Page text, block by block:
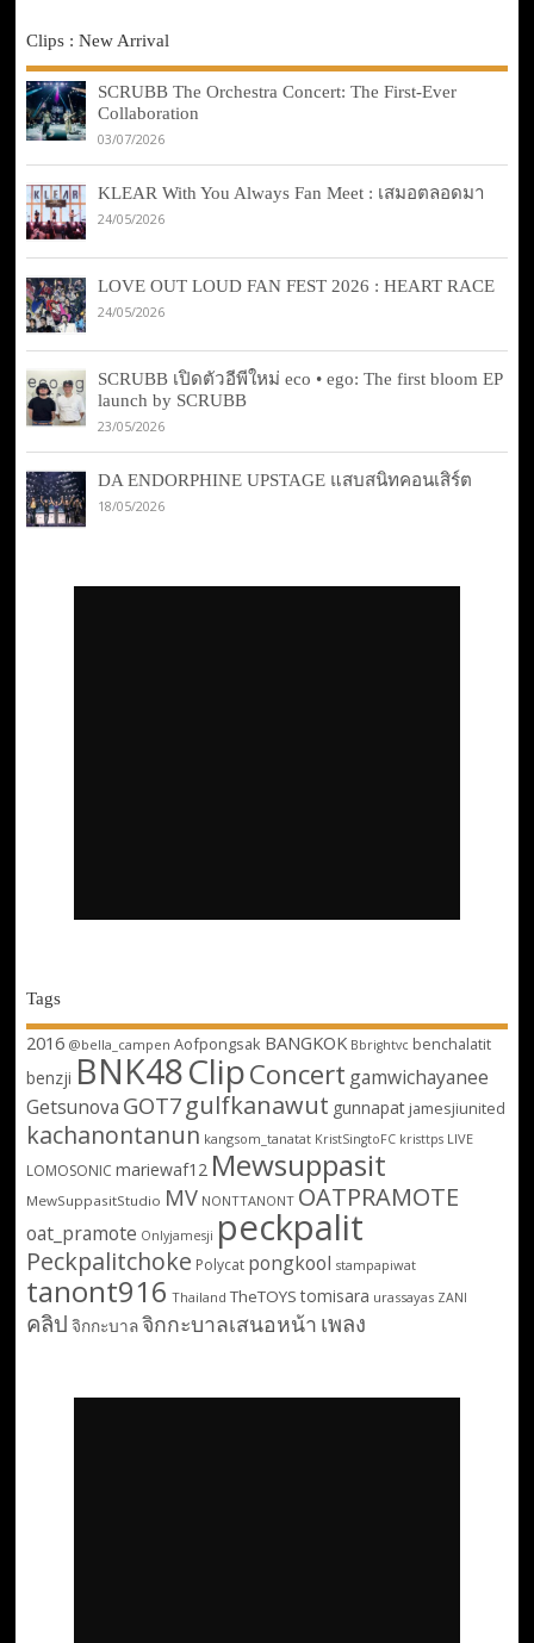
Clips : New Arrival
SCRUBB The Orchestra Concert: The First-Ever
Collaboration
03/07/2026
KLEAR With You Always Fan Meet : เสมอตลอดมา
24/05/2026
LOVE OUT LOUD FAN FEST 2026 : HEART RACE
24/05/2026
SCRUBB เปิดตัวอีพีใหม่ eco • ego: The first bloom EP
launch by SCRUBB
23/05/2026
DA ENDORPHINE UPSTAGE แสบสนิทคอนเสิร์ต
18/05/2026
Tags
2016 @bella_campen Aofpongsak BANGKOK Bbrightvc benchalatit
benzji BNK48ClipConcert gamwichayanee
Getsunova GOT7 gulfkanawut gunnapat jamesjiunited
kachanontanun kangsom_tanatat KristSingtoFC kristtps LIVE
LOMOSONIC mariewaf12 Mewsuppasit
MewSuppasitStudio MV NONTTANONT OATPRAMOTE
oat_pramote Onlyjamesji peckpalit
Peckpalitchoke Polycat pongkool stampapiwat
tanont916 Thailand TheTOYS tomisara urassayas ZANI
คลิป จิกกะบาลจิกกะบาลเสนอหน้า เพลง